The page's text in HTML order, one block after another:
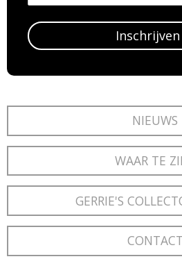
Inschrijven
NIEUWS
WAAR TE
GERRIE'S
CONTACT